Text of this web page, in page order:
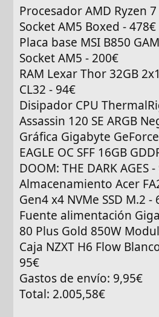
Procesador AMD Ryzen
Socket AM5 Boxed - 478€
Placa base MSI B850
Socket AM5 - 200€
RAM Lexar Thor 32GB
CL32 - 94€
Disipador CPU
Assassin 120 SE ARGB
Gráfica Gigabyte
EAGLE OC SFF 16GB
DOOM: THE DARK AGES
Almacenamiento Acer
Gen4 x4 NVMe SSD M.2 -
Fuente alimentación
80 Plus Gold 850W
Caja NZXT H6 Flow
95€
Gastos de envío: 9,95€
Total: 2.005,58€